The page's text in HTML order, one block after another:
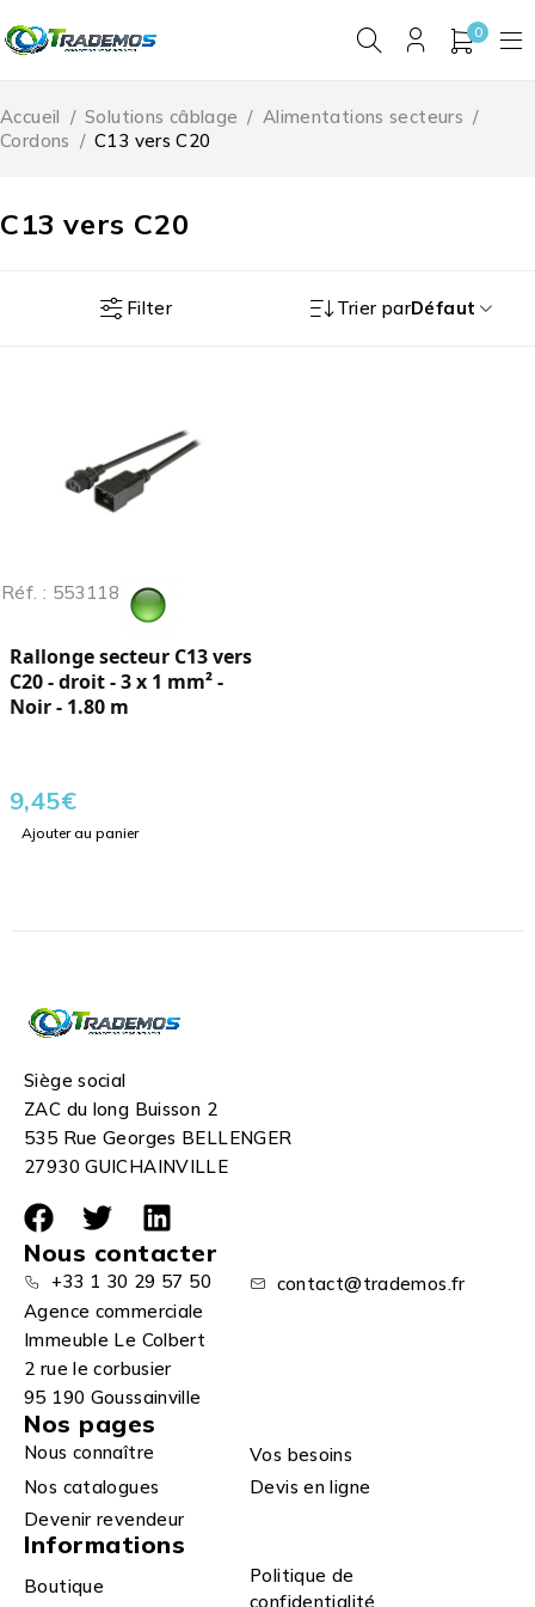
0
C13 vers C20
Accueil / Solutions câblage / Alimentations secteurs /
Cordons / C13 vers C20
Filter Trier parDéfaut
Réf. : 553118
Rallonge secteur C13 vers
C20 - droit - 3 x 1 mm² -
Noir - 1.80 m
9,45€
Ajouter au panier
Siège social
ZAC du long Buisson 2
535 Rue Georges BELLENGER
27930 GUICHAINVILLE
Nous contacter
+33 1 30 29 57 50
contact@trademos.fr
Agence commerciale
Immeuble Le Colbert
2 rue le corbusier
95 190 Goussainville
Nos pages
Nous connaître
Vos besoins
Nos catalogues
Devis en ligne
Devenir revendeur
Informations
Boutique
Politique de
confidentialité